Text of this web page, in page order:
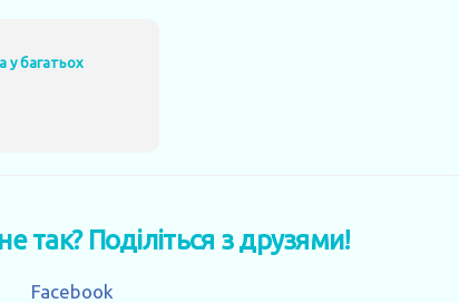
у багатьох
так? Поділіться з друзями!
Facebook